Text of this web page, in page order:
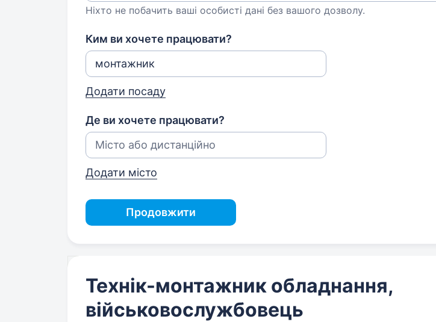
Ніхто не побачить ваші особисті дані без вашого дозволу.
Ким ви хочете працювати?
Додати посаду
Де ви хочете працювати?
Додати місто
Продовжити
Технік-монтажник обладнання,
військовослужбовець